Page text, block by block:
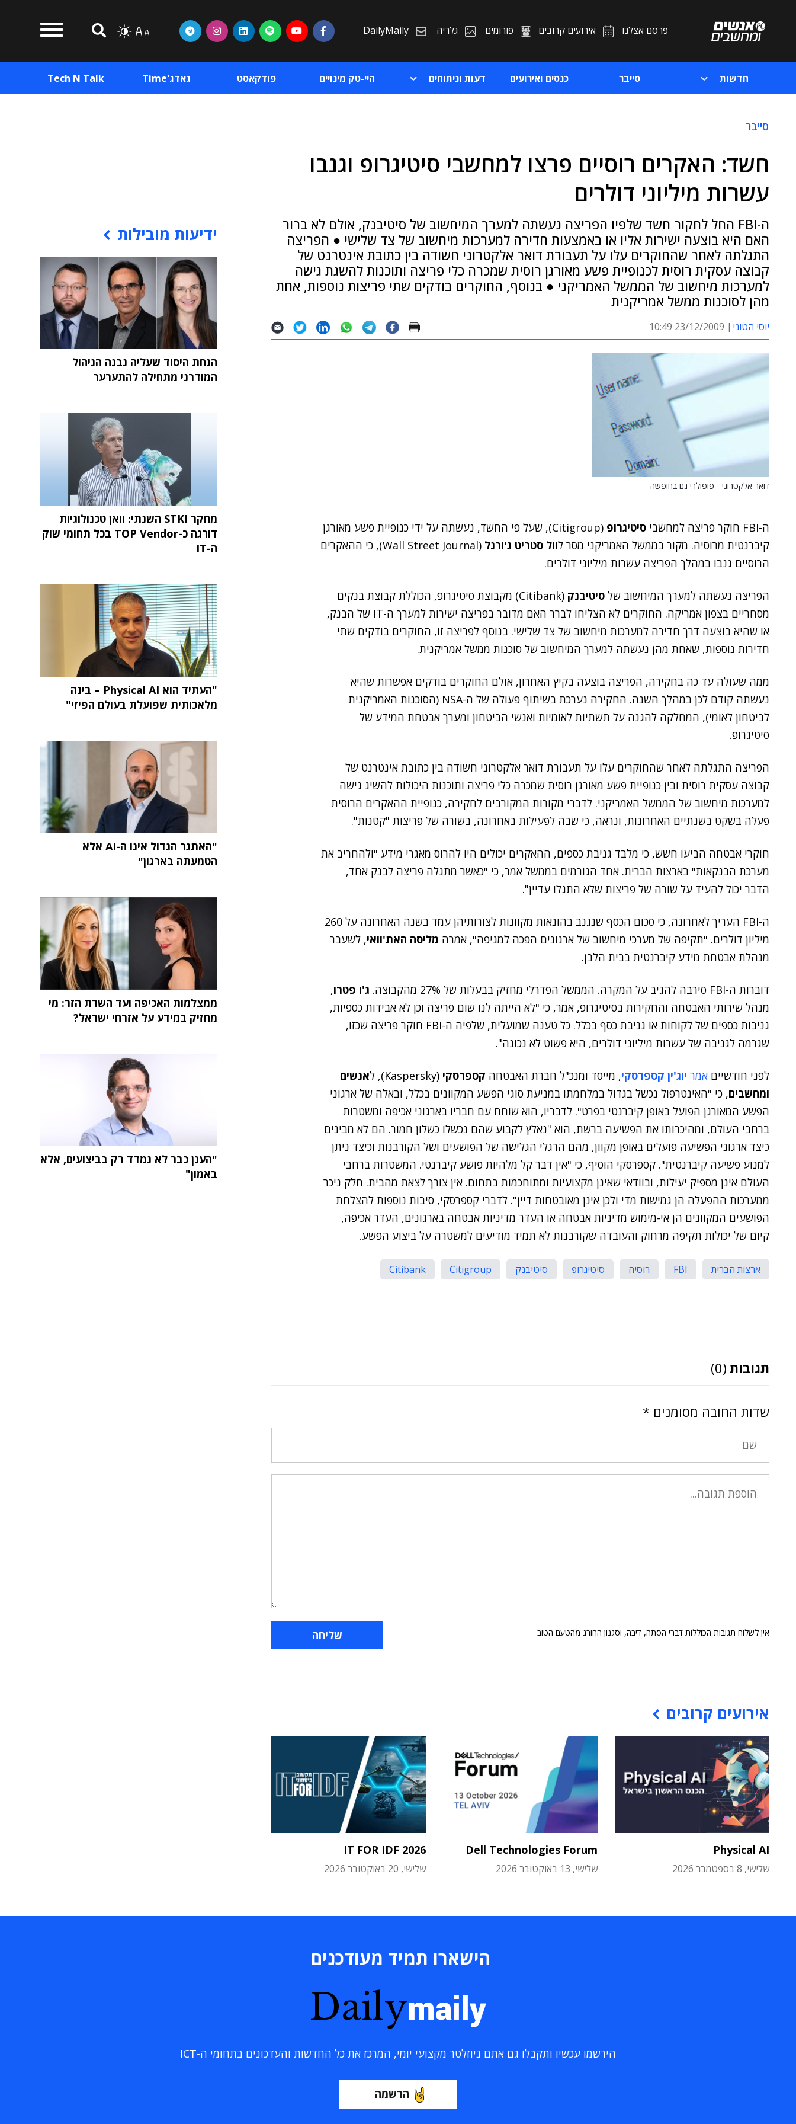
פרסם אצלנו אירועים קרובים פורומים גלריה DailyMaily
חדשות סייבר כנסים ואירועים דעות וניתוחים היי-טק מינויים פודקאסט גאדג'Time Tech N Talk
סייבר
חשד: האקרים רוסיים פרצו למחשבי סיטיגרופ וגנבו
עשרות מיליוני דולרים
ה-FBI החל לחקור חשד שלפיו הפריצה נעשתה למערך המיחשוב של סיטיבנק, אולם לא ברור
האם היא בוצעה ישירות אליו או באמצעות חדירה למערכות מיחשוב של צד שלישי ● הפריצה
התגלתה לאחר שהחוקרים עלו על תעבורת דואר אלקטרוני חשודה בין כתובת אינטרנט של
קבוצה עסקית רוסית לכנופיית פשע מאורגן רוסית שמכרה כלי פריצה ותוכנות להשגת גישה
למערכות מיחשוב של הממשל האמריקני ● בנוסף, החוקרים בודקים שתי פריצות נוספות, אחת
מהן לסוכנות ממשל אמריקנית
יוסי הטוני 23/12/2009 10:49
דואר אלקטרוני - פופולרי גם בחופשה
ה-FBI חוקר פריצה למחשבי סיטיגרופ
(Citigroup), שעל פי החשד, נעשתה על ידי כנופיית פשע מאורגן
קיברנטית מרוסיה. מקור בממשל האמריקני מסר לוול סטריט ג'ורנל
(Wall Street Journal), כי ההאקרים
הרוסיים גנבו במהלך הפריצה עשרות מיליוני דולרים.
הפריצה נעשתה למערך המיחשוב של סיטיבנק
(Citibank) מקבוצת סיטיגרופ, הכוללת קבוצת בנקים
מסחריים בצפון אמריקה. החוקרים לא הצליחו לברר האם מדובר בפריצה ישירות למערך ה-IT של הבנק,
או שהיא בוצעה דרך חדירה למערכות מיחשוב של צד שלישי. בנוסף לפריצה זו, החוקרים בודקים שתי
חדירות נוספות, שאחת מהן נעשתה למערך המיחשוב של סוכנות ממשל אמריקנית.
ממה שעולה עד כה בחקירה, הפריצה בוצעה בקיץ האחרון, אולם החוקרים בודקים אפשרות שהיא
נעשתה קודם לכן במהלך השנה. החקירה נערכת בשיתוף פעולה של ה-NSA (הסוכנות האמריקנית
לביטחון לאומי), המחלקה להגנה על תשתיות לאומיות ואנשי הביטחון ומערך אבטחת המידע של
סיטיגרופ.
הפריצה התגלתה לאחר שהחוקרים עלו על תעבורת דואר אלקטרוני חשודה בין כתובת אינטרנט של
קבוצה עסקית רוסית ובין כנופיית פשע מאורגן רוסית שמכרה כלי פריצה ותוכנות היכולות להשיג גישה
למערכות מיחשוב של הממשל האמריקני. לדברי מקורות המקורבים לחקירה, כנופיית ההאקרים הרוסית
פעלה בשקט בשנתיים האחרונות, ונראה, כי שבה לפעילות באחרונה, בשורה של פריצות "קטנות".
חוקרי אבטחה הביעו חשש, כי מלבד גניבת כספים, ההאקרים יכולים היו להרוס מאגרי מידע "ולהחריב את
מערכת הבנקאות" בארצות הברית. אחד הגורמים בממשל אמר, כי "כאשר מתגלה פריצה לבנק אחד,
הדבר יכול להעיד על שורה של פריצות שלא התגלו עדיין".
ה-FBI העריך לאחרונה, כי סכום הכסף שנגנב בהונאות מקוונות לצורותיהן עמד בשנה האחרונה על 260
מיליון דולרים. "תקיפה של מערכי מיחשוב של ארגונים הפכה למגיפה", אמרה מליסה האת'וואי, לשעבר
מנהלת אבטחת מידע קיברנטית בבית הלבן.
דוברות ה-FBI סירבה להגיב על המקרה. הממשל הפדרלי מחזיק בבעלות של 27% מהקבוצה. ג'ו פטרו,
מנהל שירותי האבטחה והחקירות בסיטיגרופ, אמר, כי "לא הייתה לנו שום פריצה וכן לא אבידות כספיות,
גניבות כספים של לקוחות או גניבת כסף בכלל. כל טענה שמועלית, שלפיה ה-FBI חוקר פריצה שכזו,
שגרמה לגניבה של עשרות מיליוני דולרים, היא פשוט לא נכונה".
לפני חודשיים אמר יוג'ין קספרסקי, מייסד ומנכ"ל חברת האבטחה קספרסקי (Kaspersky), ל
אנשים
ומחשבים, כי "האינטרפול נכשל בגדול במלחמתו במניעת סוגי הפשע המקוונים בכלל, ובאלה של ארגוני
הפשע המאורגן הפועל באופן קיברנטי בפרט". לדבריו, הוא שוחח עם חבריו בארגוני אכיפה ומשטרות
ברחבי העולם, ומהיכרותו את הפשיעה ברשת, הוא "נאלץ לקבוע שהם נכשלו כשלון חמור. הם לא מבינים
כיצד ארגוני הפשיעה פועלים באופן מקוון, מהם הרגלי הגלישה של הפושעים ושל הקורבנות וכיצד ניתן
למנוע פשיעה קיברנטית". קספרסקי הוסיף, כי "אין דבר קל מלהיות פושע קיברנטי. המשטרות ברחבי
העולם אינן מספיק יעילות, ובוודאי שאינן מקצועיות ומתוחכמות בתחום. אין צורך לצאת מהבית. חלק ניכר
ממערכות ההפעלה הן גמישות מדי ולכן אינן מאובטחות דיין". לדברי קספרסקי, סיבות נוספות להצלחת
הפושעים המקוונים הן אי-מימוש מדיניות אבטחה או העדר מדיניות אבטחה בארגונים, העדר אכיפה,
קיום של יכולות תקיפה מרחוק והעובדה שקורבנות לא תמיד מודיעים למשטרה על ביצוע הפשע.
ארצות הברית FBI רוסיה סיטיגרופ סיטיבנק Citigroup
Citibank
תגובות (0)
שדות החובה מסומנים *
אין לשלוח תגובות הכוללות דברי הסתה, דיבה, וסגנון החורג מהטעם הטוב
אירועים קרובים
Physical AI
שלישי, 8 בספטמבר 2026
Dell Technologies Forum
שלישי, 13 באוקטובר 2026
IT FOR IDF 2026
שלישי, 20 באוקטובר 2026
ידיעות מובילות
הנחת היסוד שעליה נבנה הניהול
המודרני מתחילה להתערער
מחקר STKI השנתי: וואן טכנולוגיות
דורגה כ-TOP Vendor בכל תחומי שוק
ה-IT
"העתיד הוא Physical AI – בינה
מלאכותית שפועלת בעולם הפיזי"
"האתגר הגדול אינו ה-AI אלא
הטמעתה בארגון"
ממצלמות האכיפה ועד השרת הזר: מי
מחזיק במידע על אזרחי ישראל?
"הענן כבר לא נמדד רק בביצועים, אלא
באמון"
הישארו תמיד מעודכנים
Dailymaily
הירשמו עכשיו ותקבלו גם אתם ניוזלטר מקצועי יומי, המרכז את כל החדשות והעדכונים בתחומי ה-ICT
הרשמה